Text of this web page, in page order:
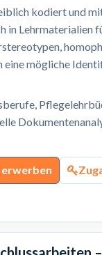
kodiert und
in Lehrmaterialien
eine mögliche
erwerben